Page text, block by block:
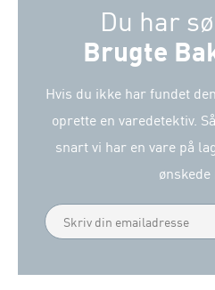
Du har
Brugte
Hvis du ikke har fundet
oprette en varedetektiv.
snart vi har en vare på